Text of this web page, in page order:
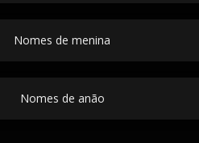
Nomes de menina
Nomes de anão